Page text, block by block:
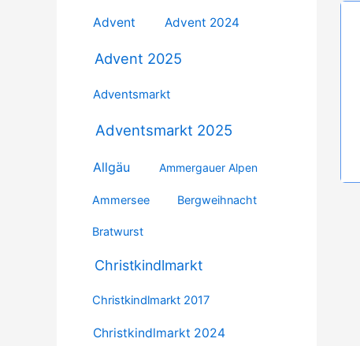
Advent Advent 2024
Advent 2025
Adventsmarkt
Adventsmarkt 2025
Allgäu Ammergauer Alpen
Ammersee Bergweihnacht
Bratwurst
Christkindlmarkt
Christkindlmarkt 2017
Christkindlmarkt 2024